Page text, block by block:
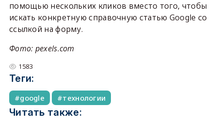
помощью нескольких кликов вместо того, чтобы
искать конкретную справочную статью Google со
ссылкой на форму.
Фото: pexels.com
1583
Теги:
google технологии
Читать также: